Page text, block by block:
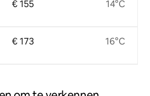
€ 155
€ 173
14°C
16°C